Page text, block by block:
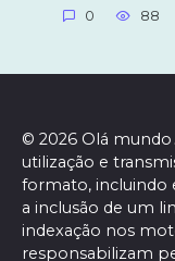
0 88
© 2026 Olá
utilização e
formato, incluindo
a inclusão de um
indexação nos
responsabilizam